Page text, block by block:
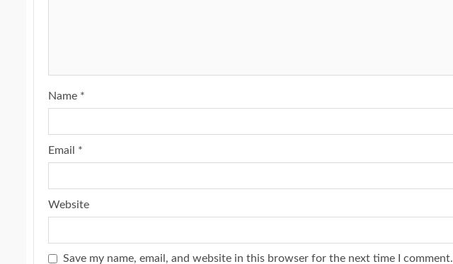
Name *
Email *
Website
Save my name, email, and website in this browser for the next time I comment.